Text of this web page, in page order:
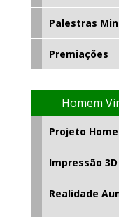
Palestras
Premiações
Homem
Projeto
Impressão 3D
Realidade